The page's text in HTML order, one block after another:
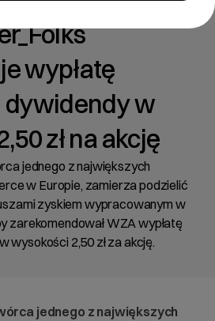
wypłatę
w
zł na akcję
jednego z największych
w Europie, zamierza podzielić
zyskiem wypracowanym w
zarekomendował WZA wypłatę
wysokości 2,50 zł za akcję.
jednego z największych